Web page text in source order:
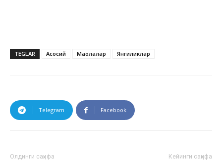
TEGLAR Асосий Мақолалар Янгиликлар
Telegram Facebook
Олдинги саҳифа Кейинги саҳифа